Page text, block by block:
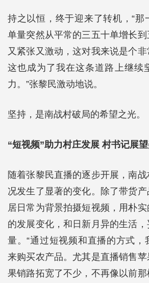
持之以恒，终于迎来了转机，“那
单量突然从平常的三五十单增长
又紧张又激动，这对我来说是个非
这也成为了我在这条道路上继续
力。”张黎民激动地说。
坚持，是南战村破局的希望之光。
“短视频”助力村庄发展 村书记展
随着张黎民直播的逐步开展，南
况发生了显著的变化。除了带货
居日常为背景拍摄短视频，用朴
的发展变化，和日新月异的生活
量。“通过短视频和直播的方式，
来购买农产品。尤其是直播销售
果销路拓宽了不少，不再像以前